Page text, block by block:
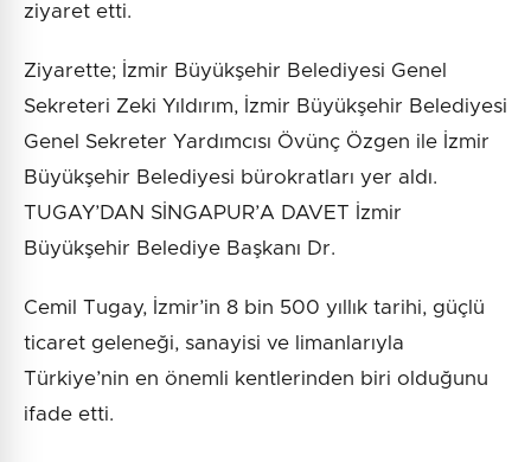
ziyaret etti.
Ziyarette; İzmir Büyükşehir Belediyesi Genel
Sekreteri Zeki Yıldırım, İzmir Büyükşehir Belediyesi
Genel Sekreter Yardımcısı Övünç Özgen ile İzmir
Büyükşehir Belediyesi bürokratları yer aldı.
TUGAY’DAN SİNGAPUR’A DAVET İzmir
Büyükşehir Belediye Başkanı Dr.
Cemil Tugay, İzmir’in 8 bin 500 yıllık tarihi, güçlü
ticaret geleneği, sanayisi ve limanlarıyla
Türkiye’nin en önemli kentlerinden biri olduğunu
ifade etti.